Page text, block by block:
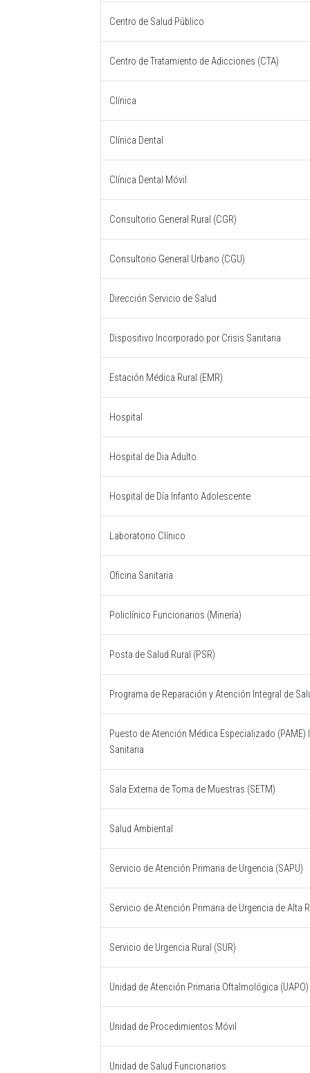
Centro de Salud Público
Centro de Tratamiento de Adicciones (CTA)
Clínica
Clínica Dental
Clínica Dental Móvil
Consultorio General Rural (CGR)
Consultorio General Urbano (CGU)
Dirección Servicio de Salud
Dispositivo Incorporado por Crisis Sanitaria
Estación Médica Rural (EMR)
Hospital
Hospital de Dia Adulto
Hospital de Día Infanto Adolescente
Laboratorio Clínico
Oficina Sanitaria
Policlínico Funcionarios (Minería)
Posta de Salud Rural (PSR)
Programa de Reparación y Atención Integral de
Puesto de Atención Médica Especializado
Sanitaria
Sala Externa de Toma de Muestras (SETM)
Salud Ambiental
Servicio de Atención Primaria de Urgencia (SAPU)
Servicio de Atención Primaria de Urgencia de Alta
Servicio de Urgencia Rural (SUR)
Unidad de Atención Primaria Oftalmológica (UAPO)
Unidad de Procedimientos Móvil
Unidad de Salud Funcionarios